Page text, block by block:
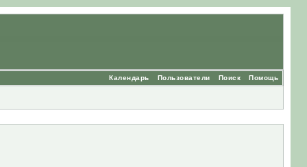
Помощь
Поиск
Пользователи
Календарь